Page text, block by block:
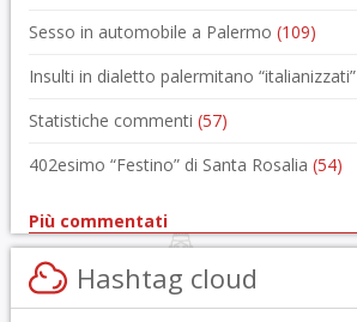
Sesso in automobile a Palermo (109)
Insulti in dialetto palermitano “italianizzati”
Statistiche commenti (57)
402esimo “Festino” di Santa Rosalia (54)
Più commentati
Hashtag cloud